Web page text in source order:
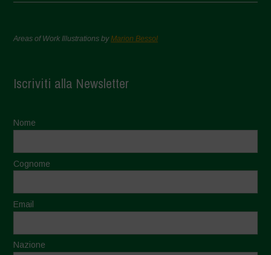
Areas of Work Illustrations byMarion Bessol
Iscriviti alla Newsletter
Nome
Cognome
Email
Nazione